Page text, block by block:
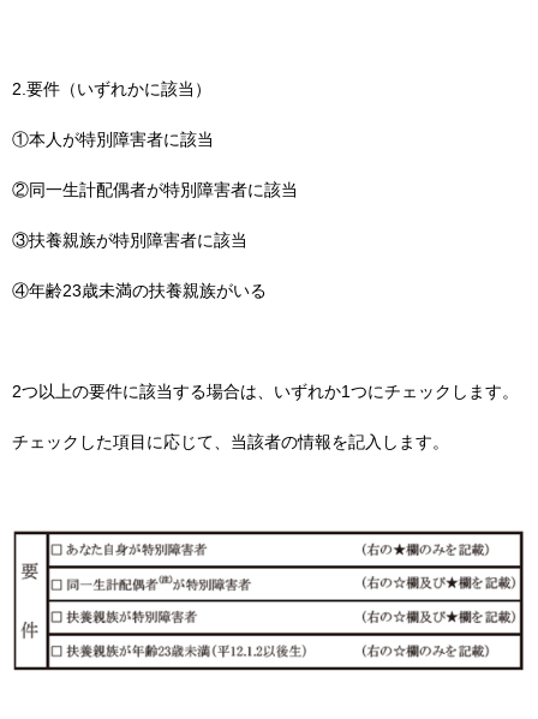
2.要件（いずれかに該当）
①本人が特別障害者に該当
②同一生計配偶者が特別障害者に該当
③扶養親族が特別障害者に該当
④年齢23歳未満の扶養親族がいる
2つ以上の要件に該当する場合は、いずれか1つにチェックします。
チェックした項目に応じて、当該者の情報を記入します。